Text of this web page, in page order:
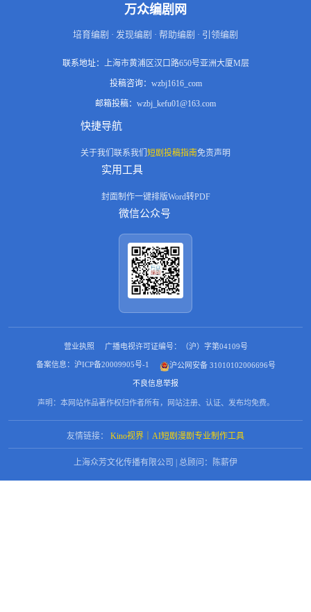
万众编剧网
培育编剧 · 发现编剧 · 帮助编剧 · 引领编剧
联系地址： 上海市黄浦区汉口路650号亚洲大厦M层
投稿咨询： wzbj1616_com
邮箱投稿： wzbj_kefu01@163.com
快捷导航
关于我们 联系我们 短剧投稿指南免责声明
实用工具
封面制作一键排版Word转PDF
微信公众号
营业执照 广播电视许可证编号：（沪）字第04109号
备案信息：沪ICP备20009905号-1 沪公网安备 31010102006696号
不良信息举报
声明：本网站作品著作权归作者所有，网站注册、认证、发布均免费。
友情链接： Kino视界｜AI短剧漫剧专业制作工具
上海众芳文化传播有限公司 | 总顾问：陈薪伊